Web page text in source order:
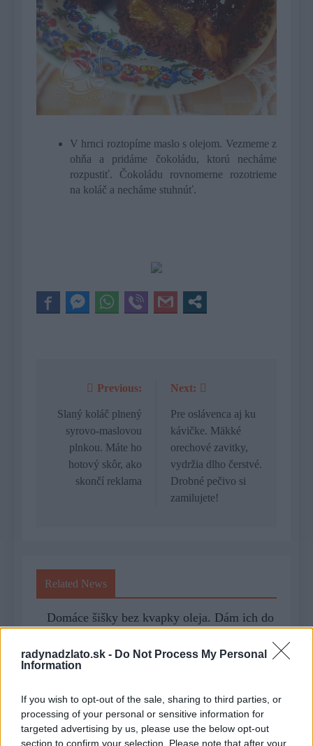
radynadzlato.sk - Do Not Process My Personal
Information
If you wish to opt-out of the sale, sharing to third parties, or
processing of your personal or sensitive information for
targeted advertising by us, please use the below opt-out
section to confirm your selection. Please note that after your
V hrnci roztopíme maslo s olejom. Vezmeme z
ohňa a pridáme čokoládu, ktorú necháme
rozpustiť. Čokoládu rovnomerne rozotrieme
na koláč a necháme stuhnúť.
Navigácia
článku
Previous:
Slaný koláč plnený
syrovo-maslovou
plnkou. Máte ho
hotový skôr, ako
skončí reklama
Next:
Pre oslávenca aj ku
kávičke. Mäkké
orechové zavitky,
vydržia dlho čerstvé.
Drobné pečivo si
zamilujete!
Related News
Domáce šišky bez kvapky oleja. Dám ich do
rúry pridám džem a pečiem
Romana 3 roky ago 0
som nadýchaný koláč s ovocím. Nebolo s
ním ani veľa roboty
Romana 3 roky ago 0